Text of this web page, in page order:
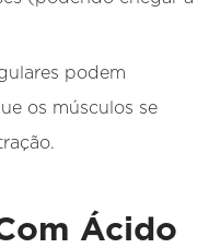
podem
os músculos se
Ácido